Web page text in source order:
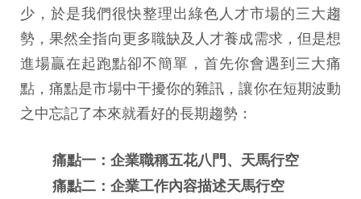
少，於是我們很快整理出綠色人才市場的三大趨
勢，果然全指向更多職缺及人才養成需求，但是想
進場贏在起跑點卻不簡單，首先你會遇到三大痛
點，痛點是市場中干擾你的雜訊，讓你在短期波動
之中忘記了本來就看好的長期趨勢：
痛點一：企業職稱五花八門、天馬行空
痛點二：企業工作內容描述天馬行空